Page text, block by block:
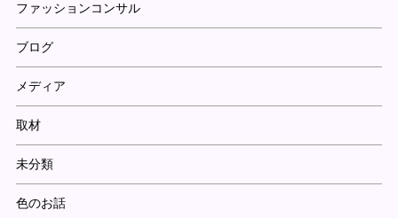
ファッションコンサル
ブログ
メディア
取材
未分類
色のお話